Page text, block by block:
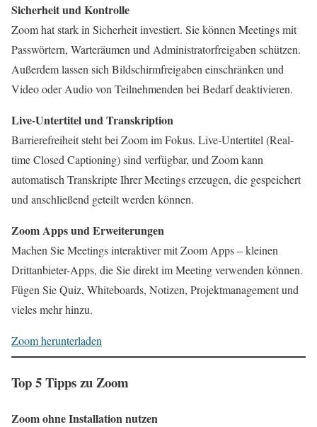
Sicherheit und Kontrolle
Zoom hat stark in Sicherheit investiert. Sie können Meetings mit
Passwörtern, Warteräumen und Administratorfreigaben schützen.
Außerdem lassen sich Bildschirmfreigaben einschränken und
Video oder Audio von Teilnehmenden bei Bedarf deaktivieren.
Live-Untertitel und Transkription
Barrierefreiheit steht bei Zoom im Fokus. Live-Untertitel (Real-
time Closed Captioning) sind verfügbar, und Zoom kann
automatisch Transkripte Ihrer Meetings erzeugen, die gespeichert
und anschließend geteilt werden können.
Zoom Apps und Erweiterungen
Machen Sie Meetings interaktiver mit Zoom Apps – kleinen
Drittanbieter-Apps, die Sie direkt im Meeting verwenden können.
Fügen Sie Quiz, Whiteboards, Notizen, Projektmanagement und
vieles mehr hinzu.
Zoom herunterladen
Top 5 Tipps zu Zoom
Zoom ohne Installation nutzen